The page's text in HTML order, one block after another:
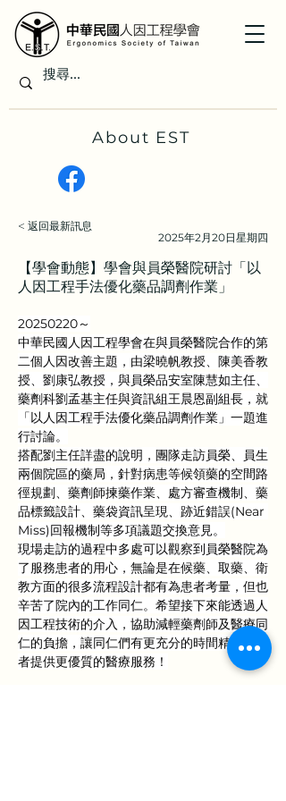
About EST
< 返回最新訊息
2025年2月20日星期四
【學會動態】學會與員榮醫院研討「以
人因工程手法優化藥品調劑作業」
20250220～
中華民國人因工程學會在與員榮醫院合作的第
二個人因改善主題，由梁曉帆教授、陳美香教
授、劉康弘教授，與員榮品安室陳慧如主任、
藥劑科劉孟基主任與資訊組王晨恩副組長，就
「以人因工程手法優化藥品調劑作業」一題進
行討論。
搭配劉主任詳盡的說明，團隊走訪員榮、員生
兩個院區的藥局，針對病患等候領藥的空間路
徑規劃、藥劑師揀藥作業、處方審查機制、藥
品標籤設計、藥袋資訊呈現、跡近錯誤(Near
Miss)回報機制等多項議題交換意見。
現場走訪的過程中多處可以觀察到員榮醫院為
了服務患者的用心，無論是在候藥、取藥、衛
教方面的很多流程設計都有為患者考量，但也
辛苦了院內的工作同仁。希望接下來能透過人
因工程技術的介入，協助減輕藥劑師及醫療同
仁的負擔，讓同仁們有更充分的時間精力為患
者提供更優質的醫療服務！